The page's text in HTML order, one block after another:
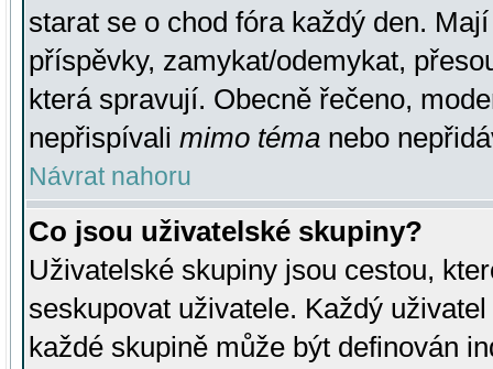
starat se o chod fóra každý den.
příspěvky, zamykat/odemykat,
která spravují. Obecně řečeno,
nepřispívali mimo téma nebo
Návrat nahoru
Co jsou uživatelské skupiny?
Uživatelské skupiny jsou cestou,
seskupovat uživatele. Každý
každé skupině může být definován